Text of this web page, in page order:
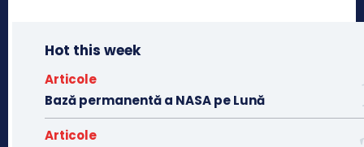
Hot this week
Articole
Bază permanentă a NASA pe Lună
Articole